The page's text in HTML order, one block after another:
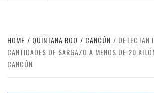
HOME QUINTANA ROO CANCÚN
DETECTAN
CANTIDADES DE SARGAZO A MENOS DE 20
CANCÚN